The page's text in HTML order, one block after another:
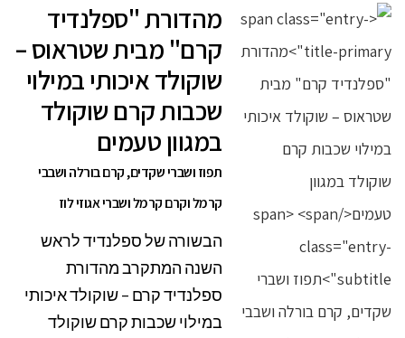
מהדורת "ספלנדיד
קרם" מבית שטראוס –
שוקולד איכותי במילוי
שכבות קרם שוקולד
במגוון טעמים
תפוז ושברי שקדים, קרם בורלה ושבבי
קרמל וקרם קרמל ושברי אגוזי לוז
הבשורה של ספלנדיד לראש
השנה המתקרב מהדורת
ספלנדיד קרם – שוקולד איכותי
במילוי שכבות קרם שוקולד